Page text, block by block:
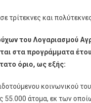
τρίτεκνες και
του Λογαριασμού
στα προγράμματα
όριο, ως εξής:
κοινωνικού
55.000 άτομα, εκ των